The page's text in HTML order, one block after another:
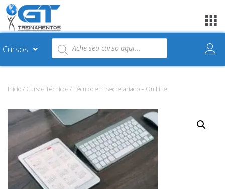
Cursos
Início/ Cursos Técnicos/ Técnico em Secretariado – On Line